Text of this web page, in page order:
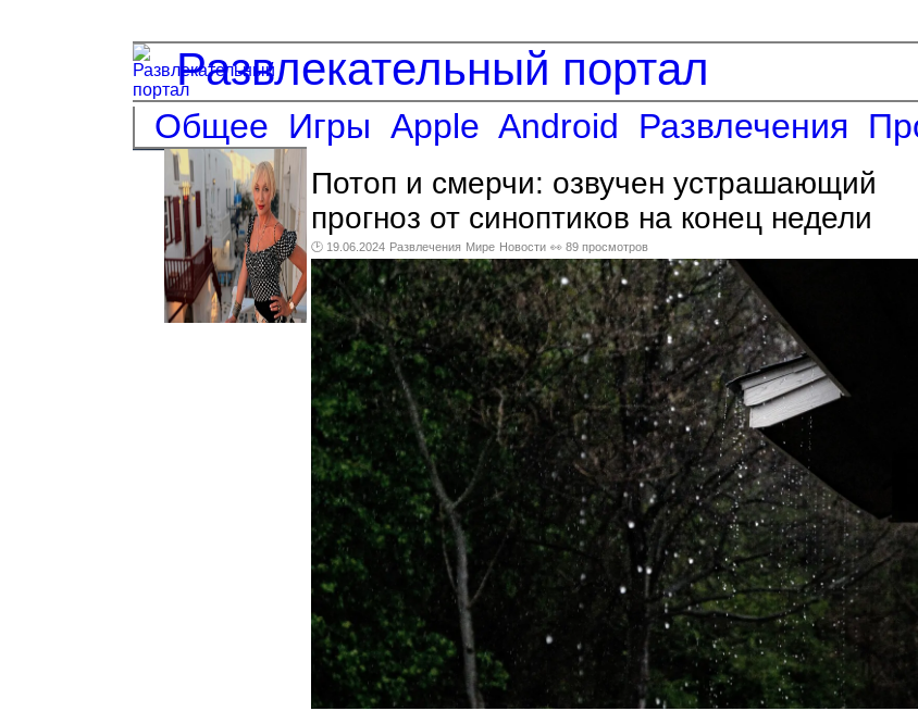
Развлекательный портал
Общее Игры Apple Android Развлечения
Потоп и смерчи: озвучен устрашающий
прогноз от синоптиков на конец недели
🕑 19.06.2024 Развлечения Мире Новости 👀 89 просмотров